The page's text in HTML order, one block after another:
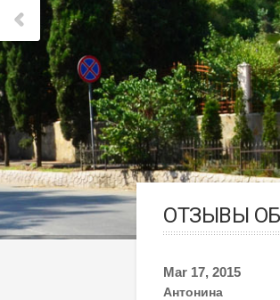
ОТЗЫВЫ
Mar 17, 2015
Антонина